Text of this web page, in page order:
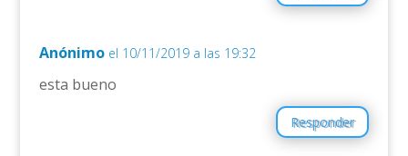
Anónimo el 10/11/2019 a las 19:32
esta bueno
Responder